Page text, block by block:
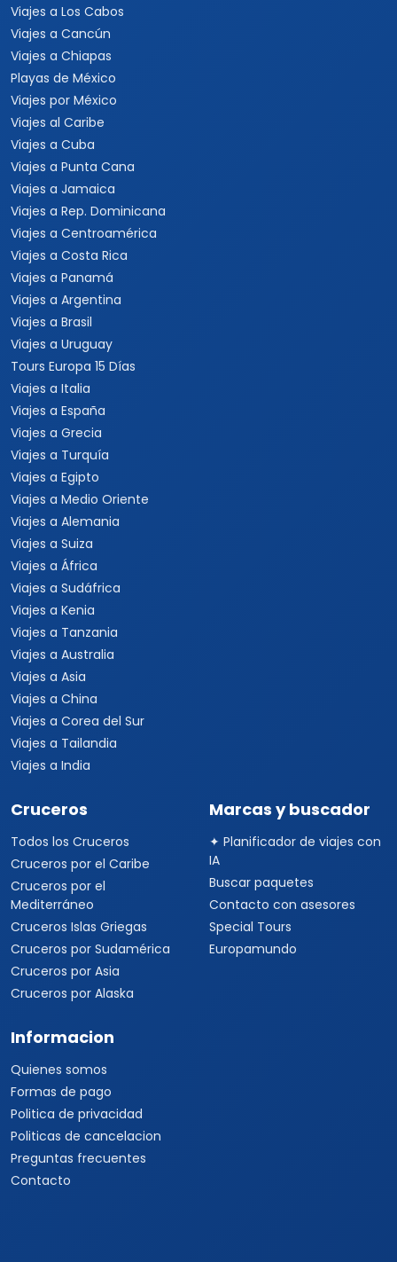
Viajes a Cuba
Viajes a Punta Cana
Viajes a Jamaica
Viajes a Rep. Dominicana
Viajes a Centroamérica
Viajes a Costa Rica
Viajes a Panamá
Viajes a Argentina
Viajes a Brasil
Viajes a Uruguay
Tours Europa 15 Días
Viajes a Italia
Viajes a España
Viajes a Grecia
Viajes a Turquía
Viajes a Egipto
Viajes a Medio Oriente
Viajes a Alemania
Viajes a Suiza
Viajes a África
Viajes a Sudáfrica
Viajes a Kenia
Viajes a Tanzania
Viajes a Australia
Viajes a Asia
Viajes a China
Viajes a Corea del Sur
Viajes a Tailandia
Viajes a India
Cruceros
Todos los Cruceros
Cruceros por el Caribe
Cruceros por el
Mediterráneo
Cruceros por Sudamérica
Cruceros por Asia
Cruceros por Alaska
Europamundo
Informacion
Quienes somos
Formas de pago
Politica de privacidad
Politicas de cancelacion
Contacto